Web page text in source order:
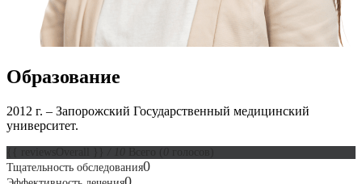
Образование
2012 г. – Запорожский Государственный медицинский
университет.
Тщательность обследования0